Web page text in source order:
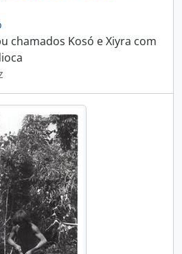
chamados Kosó e Xiyra com